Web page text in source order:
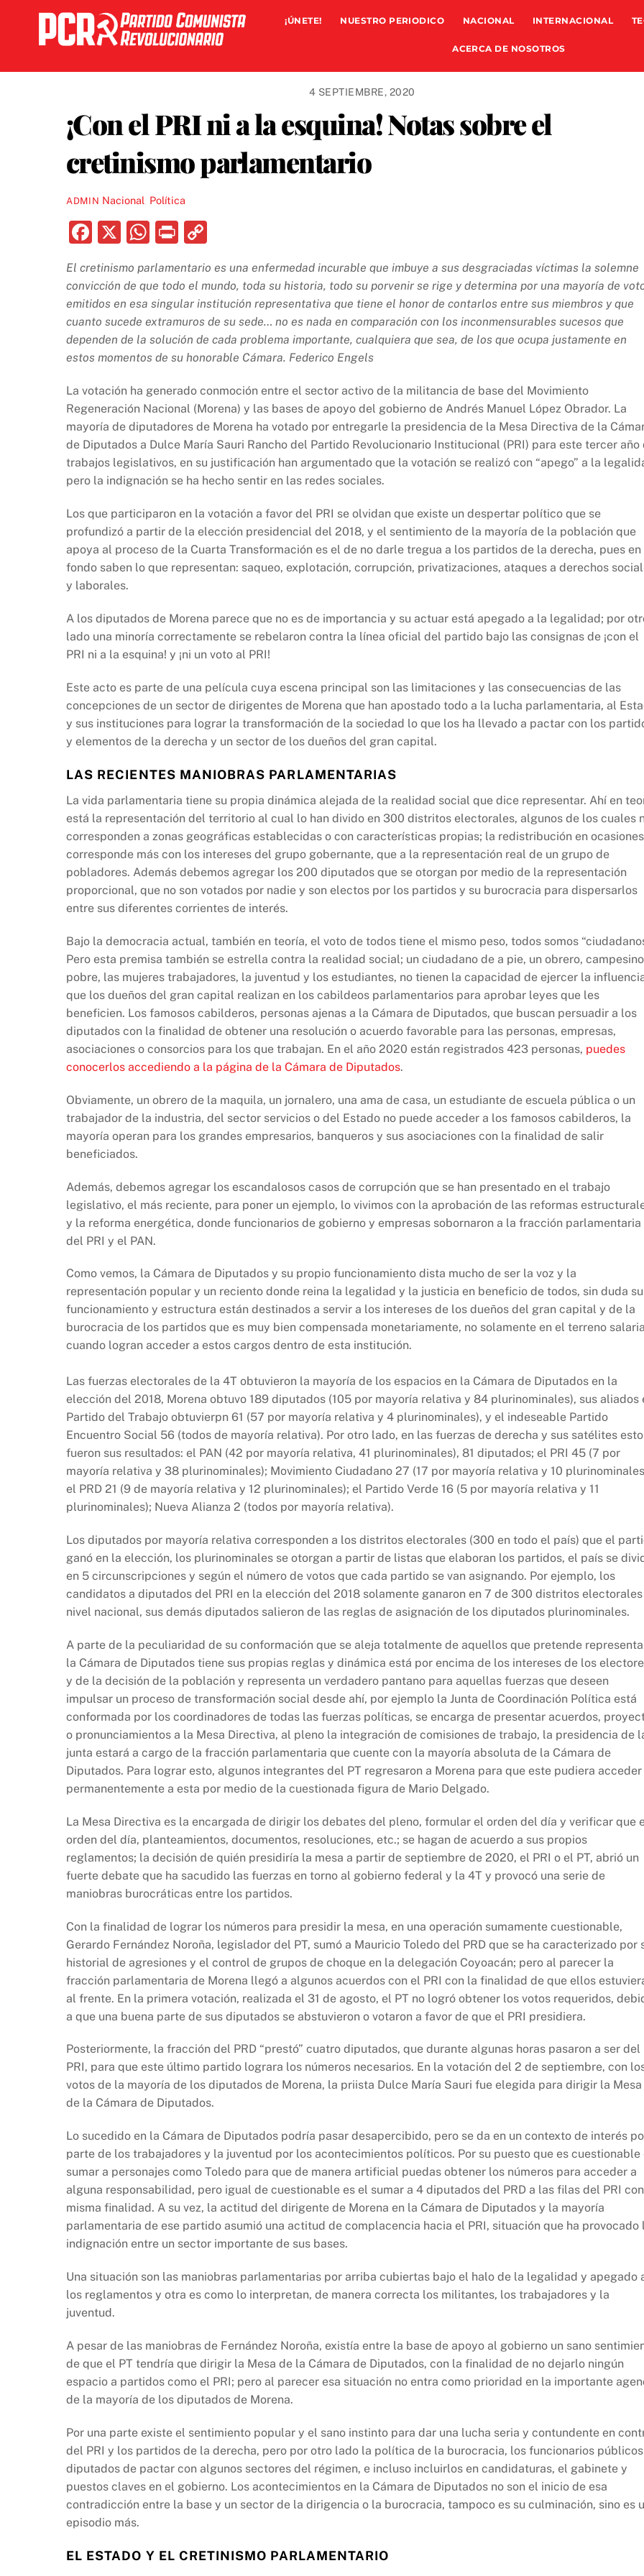
content
¡ÚNETE! NUESTRO PERIODICO NACIONAL INTERNACIONAL
ACERCA DE NOSOTROS
4 SEPTIEMBRE, 2020
¡Con el PRI ni a la esquina! Notas sobre el
cretinismo parlamentario
ADMIN Nacional Política
F
c
e
b
o
o
k
X
W
at
s
A
p
p
P
nt p
y
Li
n
k
El cretinismo parlamentario es una enfermedad incurable que imbuye a sus desgraciadas víctimas la solemne
convicción de que todo el mundo, toda su historia, todo su porvenir se rige y determina por una mayoría de
emitidos en esa singular institución representativa que tiene el honor de contarlos entre sus miembros y que
cuanto sucede extramuros de su sede… no es nada en comparación con los inconmensurables sucesos que
dependen de la solución de cada problema importante, cualquiera que sea, de los que ocupa justamente en
estos momentos de su honorable Cámara. Federico Engels
La votación ha generado conmoción entre el sector activo de la militancia de base del Movimiento
Regeneración Nacional (Morena) y las bases de apoyo del gobierno de Andrés Manuel López Obrador. La
mayoría de diputadores de Morena ha votado por entregarle la presidencia de la Mesa Directiva de la
de Diputados a Dulce María Sauri Rancho del Partido Revolucionario Institucional (PRI) para este tercer año
trabajos legislativos, en su justificación han argumentado que la votación se realizó con “apego” a la
pero la indignación se ha hecho sentir en las redes sociales.
Los que participaron en la votación a favor del PRI se olvidan que existe un despertar político que se
profundizó a partir de la elección presidencial del 2018, y el sentimiento de la mayoría de la población que
apoya al proceso de la Cuarta Transformación es el de no darle tregua a los partidos de la derecha, pues en
fondo saben lo que representan: saqueo, explotación, corrupción, privatizaciones, ataques a derechos
y laborales.
A los diputados de Morena parece que no es de importancia y su actuar está apegado a la legalidad; por
lado una minoría correctamente se rebelaron contra la línea oficial del partido bajo las consignas de ¡con el
PRI ni a la esquina! y ¡ni un voto al PRI!
Este acto es parte de una película cuya escena principal son las limitaciones y las consecuencias de las
concepciones de un sector de dirigentes de Morena que han apostado todo a la lucha parlamentaria, al
y sus instituciones para lograr la transformación de la sociedad lo que los ha llevado a pactar con los
y elementos de la derecha y un sector de los dueños del gran capital.
LAS RECIENTES MANIOBRAS PARLAMENTARIAS
La vida parlamentaria tiene su propia dinámica alejada de la realidad social que dice representar. Ahí en
está la representación del territorio al cual lo han divido en 300 distritos electorales, algunos de los cuales
corresponden a zonas geográficas establecidas o con características propias; la redistribución en ocasiones
corresponde más con los intereses del grupo gobernante, que a la representación real de un grupo de
pobladores. Además debemos agregar los 200 diputados que se otorgan por medio de la representación
proporcional, que no son votados por nadie y son electos por los partidos y su burocracia para dispersarlos
entre sus diferentes corrientes de interés.
Bajo la democracia actual, también en teoría, el voto de todos tiene el mismo peso, todos somos
Pero esta premisa también se estrella contra la realidad social; un ciudadano de a pie, un obrero, campesino
pobre, las mujeres trabajadores, la juventud y los estudiantes, no tienen la capacidad de ejercer la
que los dueños del gran capital realizan en los cabildeos parlamentarios para aprobar leyes que les
beneficien. Los famosos cabilderos, personas ajenas a la Cámara de Diputados, que buscan persuadir a los
diputados con la finalidad de obtener una resolución o acuerdo favorable para las personas, empresas,
asociaciones o consorcios para los que trabajan. En el año 2020 están registrados 423 personas, puedes
conocerlos accediendo a la página de la Cámara de Diputados.
Obviamente, un obrero de la maquila, un jornalero, una ama de casa, un estudiante de escuela pública o un
trabajador de la industria, del sector servicios o del Estado no puede acceder a los famosos cabilderos, la
mayoría operan para los grandes empresarios, banqueros y sus asociaciones con la finalidad de salir
beneficiados.
Además, debemos agregar los escandalosos casos de corrupción que se han presentado en el trabajo
legislativo, el más reciente, para poner un ejemplo, lo vivimos con la aprobación de las reformas
y la reforma energética, donde funcionarios de gobierno y empresas sobornaron a la fracción parlamentaria
del PRI y el PAN.
Como vemos, la Cámara de Diputados y su propio funcionamiento dista mucho de ser la voz y la
representación popular y un reciento donde reina la legalidad y la justicia en beneficio de todos, sin duda su
funcionamiento y estructura están destinados a servir a los intereses de los dueños del gran capital y de la
burocracia de los partidos que es muy bien compensada monetariamente, no solamente en el terreno
cuando logran acceder a estos cargos dentro de esta institución.
Las fuerzas electorales de la 4T obtuvieron la mayoría de los espacios en la Cámara de Diputados en la
elección del 2018, Morena obtuvo 189 diputados (105 por mayoría relativa y 84 plurinominales), sus aliados
Partido del Trabajo obtuvierpn 61 (57 por mayoría relativa y 4 plurinominales), y el indeseable Partido
Encuentro Social 56 (todos de mayoría relativa). Por otro lado, en las fuerzas de derecha y sus satélites
fueron sus resultados: el PAN (42 por mayoría relativa, 41 plurinominales), 81 diputados; el PRI 45 (7 por
mayoría relativa y 38 plurinominales); Movimiento Ciudadano 27 (17 por mayoría relativa y 10
el PRD 21 (9 de mayoría relativa y 12 plurinominales); el Partido Verde 16 (5 por mayoría relativa y 11
plurinominales); Nueva Alianza 2 (todos por mayoría relativa).
Los diputados por mayoría relativa corresponden a los distritos electorales (300 en todo el país) que el
ganó en la elección, los plurinominales se otorgan a partir de listas que elaboran los partidos, el país se
en 5 circunscripciones y según el número de votos que cada partido se van asignando. Por ejemplo, los
candidatos a diputados del PRI en la elección del 2018 solamente ganaron en 7 de 300 distritos
nivel nacional, sus demás diputados salieron de las reglas de asignación de los diputados plurinominales.
A parte de la peculiaridad de su conformación que se aleja totalmente de aquellos que pretende
la Cámara de Diputados tiene sus propias reglas y dinámica está por encima de los intereses de los
y de la decisión de la población y representa un verdadero pantano para aquellas fuerzas que deseen
impulsar un proceso de transformación social desde ahí, por ejemplo la Junta de Coordinación Política está
conformada por los coordinadores de todas las fuerzas políticas, se encarga de presentar acuerdos,
o pronunciamientos a la Mesa Directiva, al pleno la integración de comisiones de trabajo, la presidencia de
junta estará a cargo de la fracción parlamentaria que cuente con la mayoría absoluta de la Cámara de
Diputados. Para lograr esto, algunos integrantes del PT regresaron a Morena para que este pudiera acceder
permanentemente a esta por medio de la cuestionada figura de Mario Delgado.
La Mesa Directiva es la encargada de dirigir los debates del pleno, formular el orden del día y verificar que
orden del día, planteamientos, documentos, resoluciones, etc.; se hagan de acuerdo a sus propios
reglamentos; la decisión de quién presidiría la mesa a partir de septiembre de 2020, el PRI o el PT, abrió un
fuerte debate que ha sacudido las fuerzas en torno al gobierno federal y la 4T y provocó una serie de
maniobras burocráticas entre los partidos.
Con la finalidad de lograr los números para presidir la mesa, en una operación sumamente cuestionable,
Gerardo Fernández Noroña, legislador del PT, sumó a Mauricio Toledo del PRD que se ha caracterizado por
historial de agresiones y el control de grupos de choque en la delegación Coyoacán; pero al parecer la
fracción parlamentaria de Morena llegó a algunos acuerdos con el PRI con la finalidad de que ellos
al frente. En la primera votación, realizada el 31 de agosto, el PT no logró obtener los votos requeridos,
a que una buena parte de sus diputados se abstuvieron o votaron a favor de que el PRI presidiera.
Posteriormente, la fracción del PRD “prestó” cuatro diputados, que durante algunas horas pasaron a ser del
PRI, para que este último partido lograra los números necesarios. En la votación del 2 de septiembre, con
votos de la mayoría de los diputados de Morena, la priista Dulce María Sauri fue elegida para dirigir la Mesa
de la Cámara de Diputados.
Lo sucedido en la Cámara de Diputados podría pasar desapercibido, pero se da en un contexto de interés
parte de los trabajadores y la juventud por los acontecimientos políticos. Por su puesto que es cuestionable
sumar a personajes como Toledo para que de manera artificial puedas obtener los números para acceder a
alguna responsabilidad, pero igual de cuestionable es el sumar a 4 diputados del PRD a las filas del PRI
misma finalidad. A su vez, la actitud del dirigente de Morena en la Cámara de Diputados y la mayoría
parlamentaria de ese partido asumió una actitud de complacencia hacia el PRI, situación que ha provocado
indignación entre un sector importante de sus bases.
Una situación son las maniobras parlamentarias por arriba cubiertas bajo el halo de la legalidad y apegado
los reglamentos y otra es como lo interpretan, de manera correcta los militantes, los trabajadores y la
juventud.
A pesar de las maniobras de Fernández Noroña, existía entre la base de apoyo al gobierno un sano
de que el PT tendría que dirigir la Mesa de la Cámara de Diputados, con la finalidad de no dejarlo ningún
espacio a partidos como el PRI; pero al parecer esa situación no entra como prioridad en la importante
de la mayoría de los diputados de Morena.
Por una parte existe el sentimiento popular y el sano instinto para dar una lucha seria y contundente en
del PRI y los partidos de la derecha, pero por otro lado la política de la burocracia, los funcionarios
diputados de pactar con algunos sectores del régimen, e incluso incluirlos en candidaturas, el gabinete y
puestos claves en el gobierno. Los acontecimientos en la Cámara de Diputados no son el inicio de esa
contradicción entre la base y un sector de la dirigencia o la burocracia, tampoco es su culminación, sino es
episodio más.
EL ESTADO Y EL CRETINISMO PARLAMENTARIO